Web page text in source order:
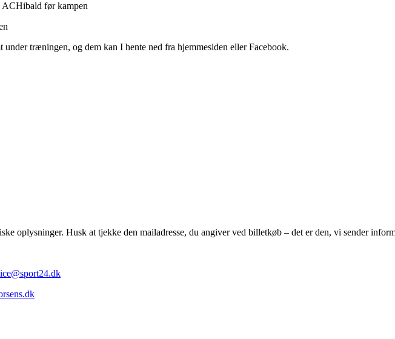
før kampen
træningen, og dem kan I hente ned fra hjemmesiden eller Facebook.
oplysninger. Husk at tjekke den mailadresse, du angiver ved billetkøb – det er den, vi sender